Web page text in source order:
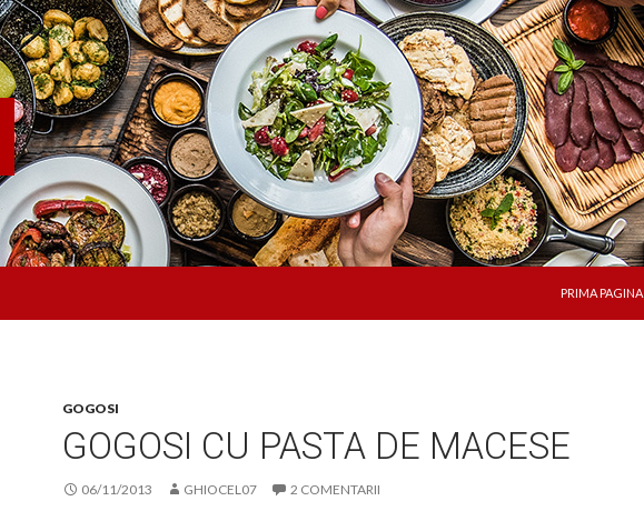
PRIMA PAGINA
GOGOSI
GOGOSI CU PASTA DE MACESE
06/11/2013 GHIOCEL07 2 COMENTARII